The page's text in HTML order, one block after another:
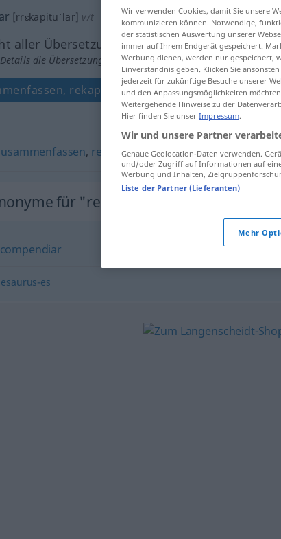
[rrɛkapituˈlar] v/t
aller Übersetzungen
die Übersetzung anklicken/antippen)
rekapitulieren
, rekapitulieren
für "recapitular"
compendiar
es
Wir verwenden Cookies, damit Sie unsere
kommunizieren können. Notwendige,
der statistischen Auswertung unserer
immer auf Ihrem Endgerät gespeichert.
Werbung dienen, werden nur gespeichert,
Einverständnis geben. Klicken Sie
jederzeit für zukünftige Besuche unserer
und den Anpassungsmöglichkeiten
Weitergehende Hinweise zu der
Hier finden Sie unser Impressum.
Wir und unsere Partner
Genaue Geolocation-Daten verwenden.
und/oder Zugriff auf Informationen auf
Werbung und Inhalten,
Liste der Partner (Lieferanten)
Mehr